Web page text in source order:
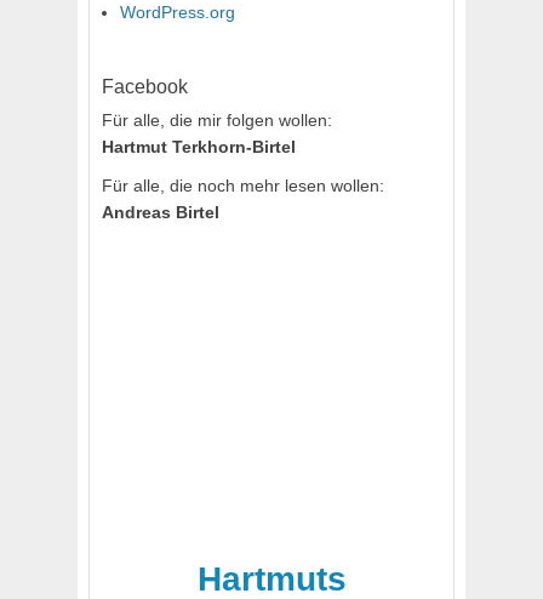
WordPress.org
Facebook
Für alle, die mir folgen wollen:
Hartmut Terkhorn-Birtel
Für alle, die noch mehr lesen wollen:
Andreas Birtel
Hartmuts